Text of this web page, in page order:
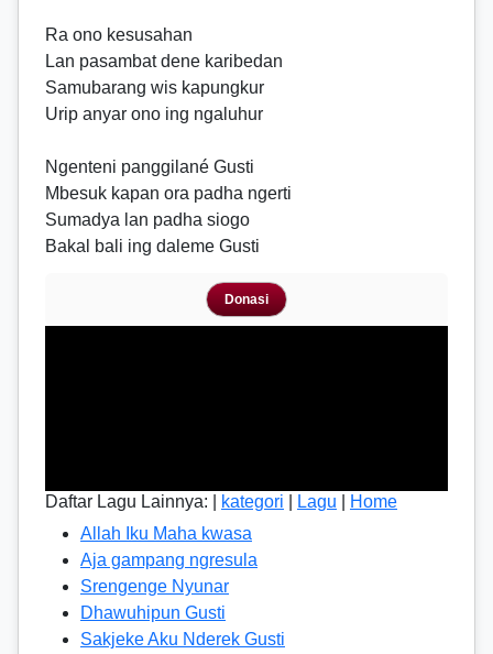
Ra ono kesusahan
Lan pasambat dene karibedan
Samubarang wis kapungkur
Urip anyar ono ing ngaluhur
Ngenteni panggilané Gusti
Mbesuk kapan ora padha ngerti
Sumadya lan padha siogo
Bakal bali ing daleme Gusti
Donasi
Daftar Lagu Lainnya: | kategori Lagu
Home
Allah Iku Maha kwasa
Aja gampang ngresula
Srengenge Nyunar
Dhawuhipun Gusti
Sakjeke Aku Nderek Gusti